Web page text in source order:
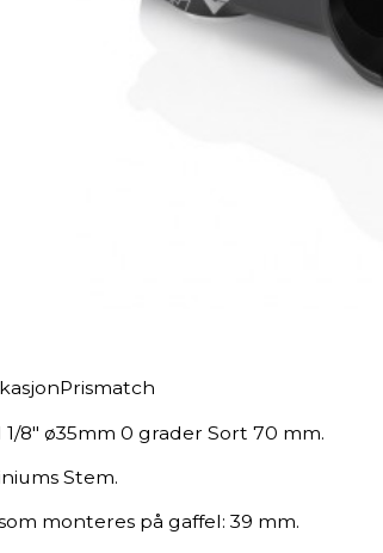
Prismatch
1/8" ø35mm 0 grader Sort 70 mm​.
Stem.
monteres på gaffel: 39 mm.